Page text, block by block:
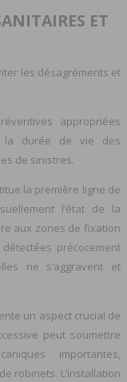
ET
les désagréments et
appropriées
la durée de vie des
de sinistres.
la première ligne de
l’état de la
aux zones de fixation
précocement
ne s’aggravent et
un aspect crucial de
peut soumettre
importantes,
robinets. L’installation